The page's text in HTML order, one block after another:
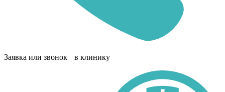
Заявка или звонок в клинику